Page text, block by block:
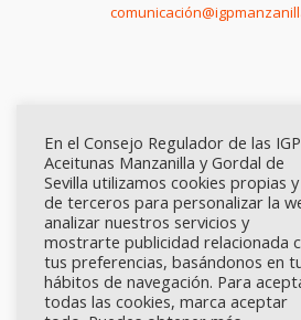
En el Consejo Regulador de las IGP
Aceitunas Manzanilla y Gordal de
Sevilla utilizamos cookies propias y
de terceros para personalizar la
analizar nuestros servicios y
mostrarte publicidad relacionada
tus preferencias, basándonos en
hábitos de navegación. Para
todas las cookies, marca aceptar